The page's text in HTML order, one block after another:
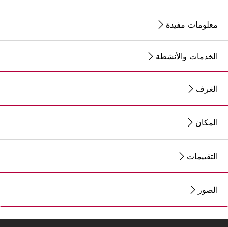
معلومات مفيدة
الخدمات والأنشطة
الغرف
المكان
التقييمات
الصور